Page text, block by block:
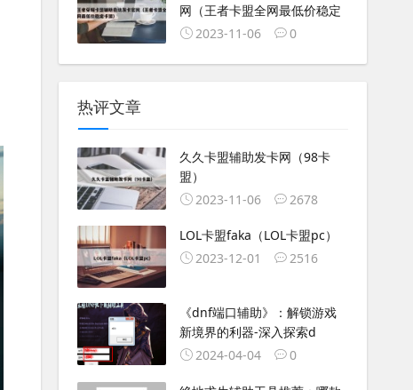
网（王者卡盟全网最低价稳定
2023-11-06
0
热评文章
久久卡盟辅助发卡网（98卡
盟）
2023-11-06
2678
LOL卡盟faka（LOL卡盟pc）
2023-12-01
2516
《dnf端口辅助》：解锁游戏
新境界的利器-深入探索d
2024-04-04
0